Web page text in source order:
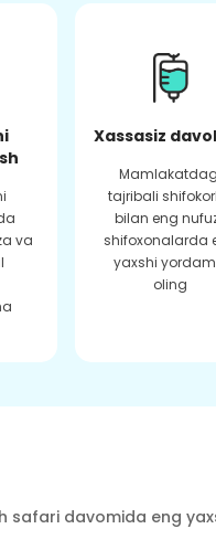
va
Xassasiz
tajribali
bilan eng
shifoxonalarda
yaxshi
oling
davomida eng